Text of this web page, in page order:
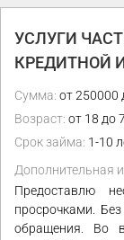
УСЛУГИ
КРЕДИТНОЙ
Сумма: от 250000
Возраст: от 18 до
Срок займа: 1-10
Дополнительная
Предоставлю
просрочками.
обращения. Во